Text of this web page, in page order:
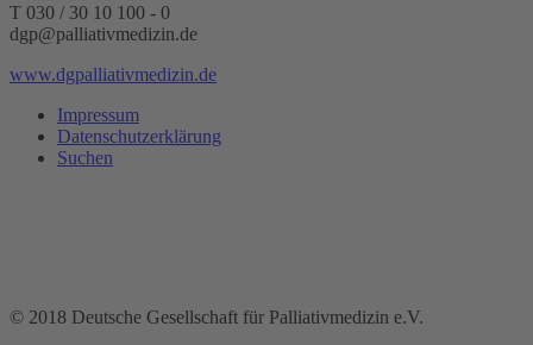
T 030 / 30 10 100 - 0
dgp@palliativmedizin.de
www.dgpalliativmedizin.de
Impressum
Datenschutzerklärung
Suchen
© 2018 Deutsche Gesellschaft für Palliativmedizin e.V.